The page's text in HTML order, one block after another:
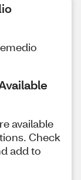
available
Check
add to